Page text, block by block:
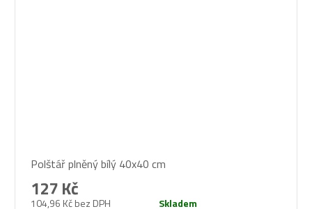
hodnocení
produktu
je
Polštář plněný bílý 40x40 cm
104,96 Kč bez DPH
127 Kč
Skladem